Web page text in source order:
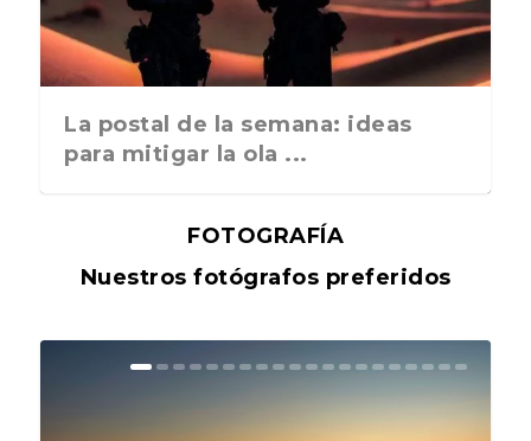
La postal de la semana: ideas
para mitigar la ola ...
FOTOGRAFÍA
Nuestros fotógrafos preferidos